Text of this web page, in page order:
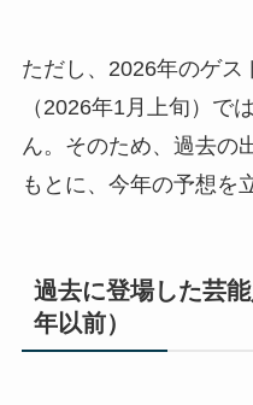
ただし、2026年のゲス
（2026年1月上旬）で
ん。そのため、過去の
もとに、今年の予想を
過去に登場した芸
年以前）